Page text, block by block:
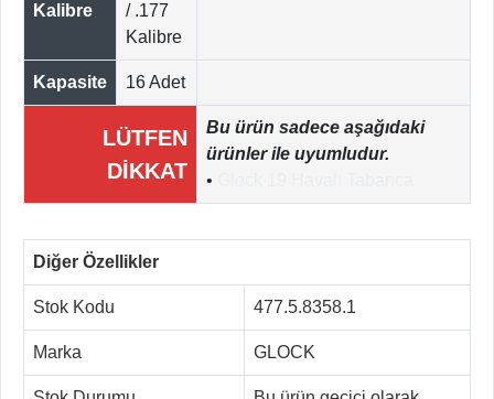
Kalibre
/ .177
Kalibre
Kapasite 16 Adet
LÜTFEN
DİKKAT
Bu ürün sadece aşağıdaki
ürünler ile uyumludur.
•
Diğer Özellikler
Stok Kodu 477.5.8358.1
Marka GLOCK